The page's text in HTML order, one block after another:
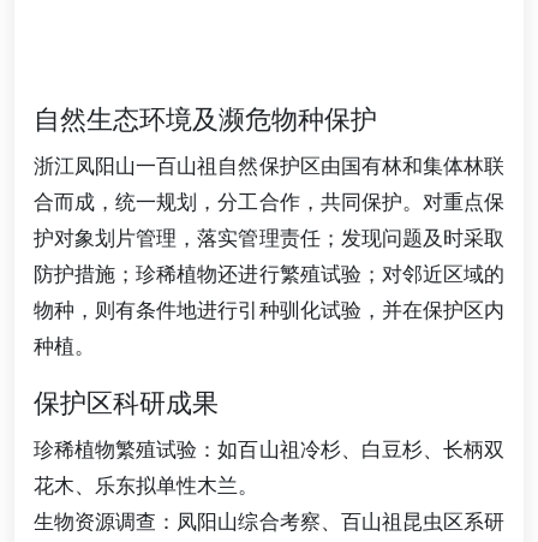
自然生态环境及濒危物种保护
浙江凤阳山一百山祖自然保护区由国有林和集体林联
合而成，统一规划，分工合作，共同保护。对重点保
护对象划片管理，落实管理责任；发现问题及时采取
防护措施；珍稀植物还进行繁殖试验；对邻近区域的
物种，则有条件地进行引种驯化试验，并在保护区内
种植。
保护区科研成果
珍稀植物繁殖试验：如百山祖冷杉、白豆杉、长柄双
花木、乐东拟单性木兰。
生物资源调查：凤阳山综合考察、百山祖昆虫区系研